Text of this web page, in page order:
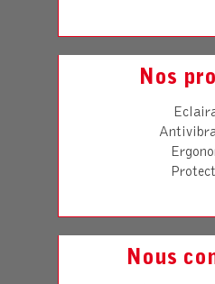
Nos
Nous